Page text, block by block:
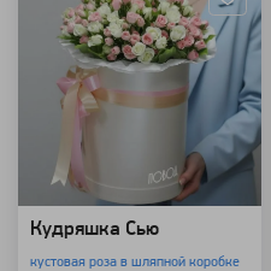
Кудряшка Сью
кустовая роза в шляпной коробке